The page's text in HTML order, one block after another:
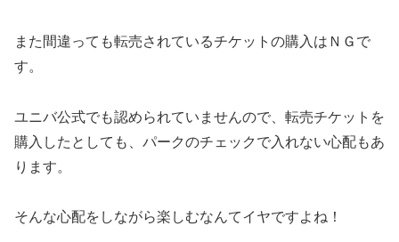
また間違っても転売されているチケットの購入はＮＧで
す。
ユニバ公式でも認められていませんので、転売チケットを
購入したとしても、パークのチェックで入れない心配もあ
ります。
そんな心配をしながら楽しむなんてイヤですよね！